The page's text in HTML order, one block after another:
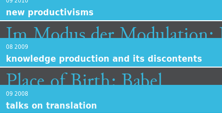
new productivisms
Im Modus der Modulation:
08 2009
knowledge production and its discontents
Place of Birth: Babel
09 2008
talks on translation